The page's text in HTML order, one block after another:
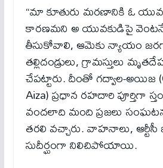
“మా కూతురు మరణానికి ఓ
కారణమని అ యువకుడిపై వెంటనే
తీసుకోవాలి, ఆమెకు న్యాయం
తల్లిదండ్రులు, గ్రామస్తులు
చేపట్టారు. దీంతో గద్వాల-అయిజ
Aiza) ప్రధాన రహదారి పూర్తిగా
వందలాది మంది ప్రజలు
తరలి వచ్చారు. వాహనాలు, ఆర్టీసీ
సుదీర్ఘంగా నిలిచిపోయాయి.